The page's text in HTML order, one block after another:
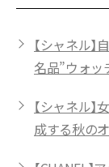
【シャネル
名品”ウォッ
【シャネル】
成する秋の